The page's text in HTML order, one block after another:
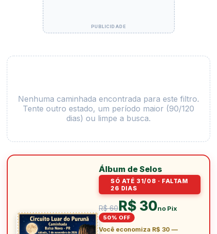
Nenhuma caminhada encontrada para este filtro.
Tente outro estado, um período maior (90/120
dias) ou limpe a busca.
Álbum de Selos
SÓ ATÉ 31/08 · FALTAM
26 DIAS
R$ 60R$ 30no Pix
50% OFF
Você economiza R$ 30 —